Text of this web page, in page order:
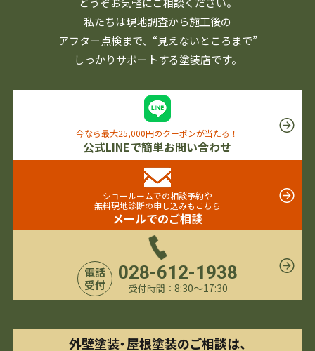
私たちは現地調査から施工後の
アフター点検まで、 “見えないところまで”
しっかりサポートする塗装店です。
今なら最大25,000円のクーポンが当たる！
公式LINEで簡単お問い合わせ
ショールームでの相談予約や
無料現地診断の申し込みもこちら
メールでのご相談
電話
受付
028-612-1938
受付時間： 8:30〜17:30
外壁塗装・屋根塗装のご相談は、